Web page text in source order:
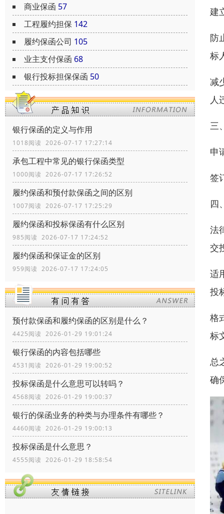
商业保函 57
工程履约担保 142
履约保函公司 105
业主支付保函 68
银行投标担保保函 50
银行保函的定义与作用
1018阅读 2026-07-17 17:27:14
承包工程中常见的银行保函类型
1000阅读 2026-07-17 17:26:52
履约保函和预付款保函之间的区别
1007阅读 2026-07-17 17:25:29
履约保函和投标保函有什么区别
985阅读 2026-07-17 17:24:52
履约保函和保证金的区别
959阅读 2026-07-17 17:24:05
预付款保函和履约保函的区别是什么？
4425阅读 2026-01-29 19:01:24
银行保函的内容包括哪些
4531阅读 2026-01-29 19:00:52
投标保函是什么意思可以转吗？
4568阅读 2026-01-29 19:00:37
银行的保函业务的种类与办理条件有哪些？
4460阅读 2026-01-29 19:00:13
投标保函是什么意思？
4555阅读 2026-01-29 18:58:54
建
防
标
减
人
三
申
签
四
法
交
适
投
格
标
总
确